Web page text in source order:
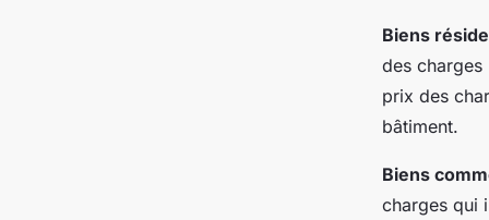
Biens
des charges
prix des
bâtiment.
Biens
charges qui